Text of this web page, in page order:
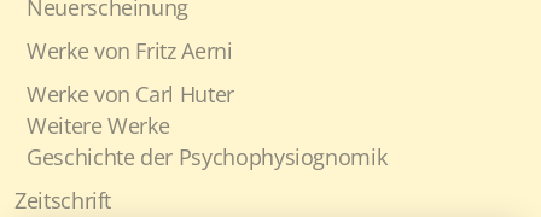
Neuerscheinung
Werke von Fritz Aerni
Werke von Carl Huter
Weitere Werke
Geschichte der Psychophysiognomik
Zeitschrift